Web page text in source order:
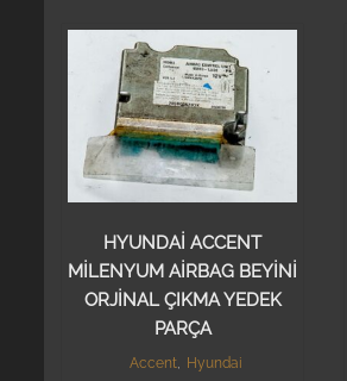
HYUNDAİ ACCENT
MİLENYUM AİRBAG BEYİNİ
ORJİNAL ÇIKMA YEDEK
PARÇA
Accent, Hyundai